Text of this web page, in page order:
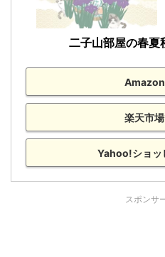
二子山部屋の春
楽天市
Yahoo!ショッ
スポンサ